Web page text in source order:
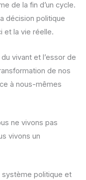
de la fin d’un cycle.
décision politique
et la vie réelle.
vivant et l’essor de
de nos
à nous-mêmes
ne vivons pas
vivons un
système politique et